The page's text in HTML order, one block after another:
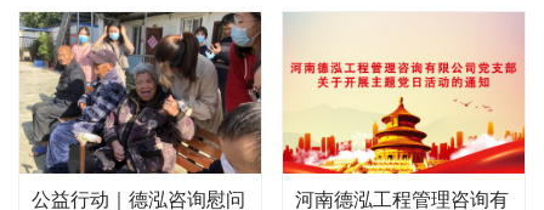
公益行动｜德泓咨询慰问 河南德泓工程管理咨询有